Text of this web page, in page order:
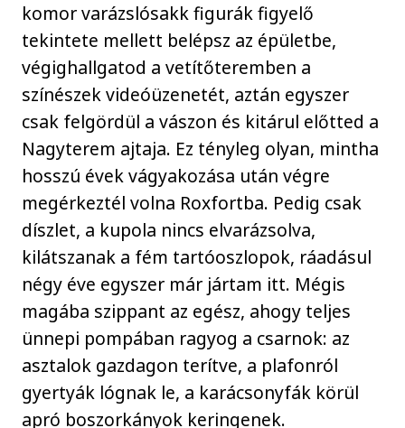
komor varázslósakk figurák figyelő
tekintete mellett belépsz az épületbe,
végighallgatod a vetítőteremben a
színészek videóüzenetét, aztán egyszer
csak felgördül a vászon és kitárul előtted a
Nagyterem ajtaja. Ez tényleg olyan, mintha
hosszú évek vágyakozása után végre
megérkeztél volna Roxfortba. Pedig csak
díszlet, a kupola nincs elvarázsolva,
kilátszanak a fém tartóoszlopok, ráadásul
négy éve egyszer már jártam itt. Mégis
magába szippant az egész, ahogy teljes
ünnepi pompában ragyog a csarnok: az
asztalok gazdagon terítve, a plafonról
gyertyák lógnak le, a karácsonyfák körül
apró boszorkányok keringenek.